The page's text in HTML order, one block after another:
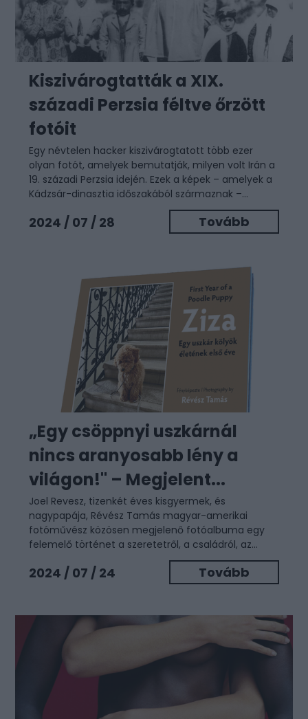
Kiszivárogtatták a XIX.
századi Perzsia féltve őrzött
fotóit
Egy névtelen hacker kiszivárogtatott több ezer
olyan fotót, amelyek bemutatják, milyen volt Irán a
19. századi Perzsia idején. Ezek a képek – amelyek a
Kádzsár-dinasztia időszakából származnak –...
2024 / 07 / 28 Tovább
„Egy csöppnyi uszkárnál
nincs aranyosabb lény a
világon!" – Megjelent...
Joel Revesz, tizenkét éves kisgyermek, és
nagypapája, Révész Tamás magyar-amerikai
fotóművész közösen megjelenő fotóalbuma egy
felemelő történet a szeretetről, a családról, az...
2024 / 07 / 24 Tovább